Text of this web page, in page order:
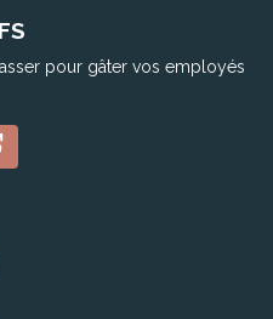
pour gâter vos employés